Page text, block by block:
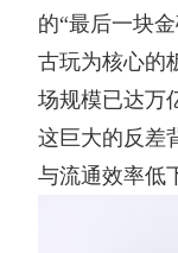
的“最后一块
古玩为核心的
场规模已达万
这巨大的反差
与流通效率低